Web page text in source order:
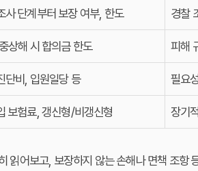
사 단계부터 보장 여부, 한도 경찰
상해 시 합의금 한도 피해
단비, 입원일당 등 필요
보험료, 갱신형/비갱신형
장기
읽어보고, 보장하지 않는 손해나 면책 조항